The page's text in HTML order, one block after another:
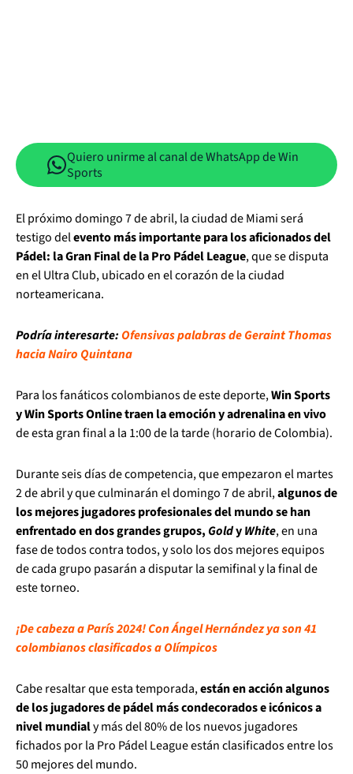
Quiero unirme al canal de WhatsApp de Win
Sports
El próximo domingo 7 de abril, la ciudad de Miami será
testigo delevento más importante para los aficionados del
Pádel: la Gran Final de la Pro Pádel League, que se disputa
en el Ultra Club, ubicado en el corazón de la ciudad
norteamericana.
Podría interesarte: Ofensivas palabras de Geraint Thomas
hacia Nairo Quintana
Para los fanáticos colombianos de este deporte,Win Sports
y Win Sports Online traen la emoción y adrenalina en vivo
de esta gran final a la 1:00 de la tarde (horario de Colombia).
Durante seis días de competencia, que empezaron el martes
2 de abril y que culminarán el domingo 7 de abril,algunos de
los mejores jugadores profesionales del mundo se han
enfrentado en dos grandes grupos, GoldyWhite, en una
fase de todos contra todos, y solo los dos mejores equipos
de cada grupo pasarán a disputar la semifinal y la final de
este torneo.
¡De cabeza a París 2024! Con Ángel Hernández ya son 41
colombianos clasificados a Olímpicos
Cabe resaltar que esta temporada,están en acción algunos
de los jugadores de pádel más condecorados e icónicos a
nivel mundialy más del 80% de los nuevos jugadores
fichados por la Pro Pádel League están clasificados entre los
50 mejores del mundo.